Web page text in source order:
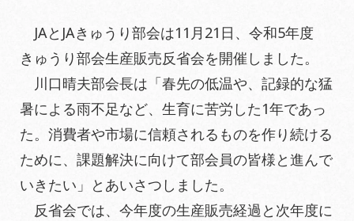
JAとJAきゅうり部会は11月21日、令和5年度
きゅうり部会生産販売反省会を開催しました。
川口晴夫部会長は「春先の低温や、記録的な猛
暑による雨不足など、生育に苦労した1年であっ
た。消費者や市場に信頼されるものを作り続ける
ために、課題解決に向けて部会員の皆様と進んで
いきたい」とあいさつしました。
反省会では、今年度の生産販売経過と次年度に